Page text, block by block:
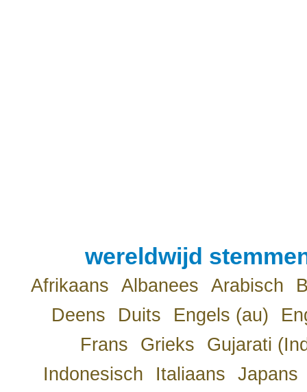
wereldwijd
Afrikaans Albanees Arabisch
Deens
Duits Engels (au)
Frans
Grieks
Gujarati
Indonesisch
Italiaans
Japans